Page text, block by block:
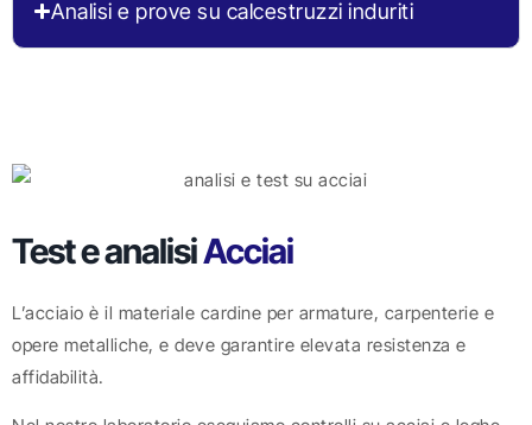
Analisi e prove su calcestruzzi induriti
Test e analisiAcciai
L’acciaio è il materiale cardine per armature, carpenterie e
opere metalliche, e deve garantire elevata resistenza e
affidabilità.